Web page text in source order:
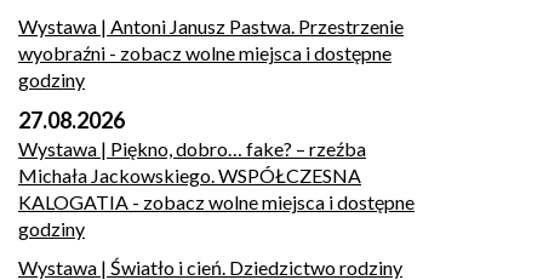
Wystawa | Antoni Janusz Pastwa. Przestrzenie
wyobraźni - zobacz wolne miejsca i dostępne
godziny
27.08.2026
Wystawa | Piękno, dobro… fake? – rzeźba
Michała Jackowskiego. WSPÓŁCZESNA
KALOGATIA - zobacz wolne miejsca i dostępne
godziny
Wystawa | Światło i cień. Dziedzictwo rodziny